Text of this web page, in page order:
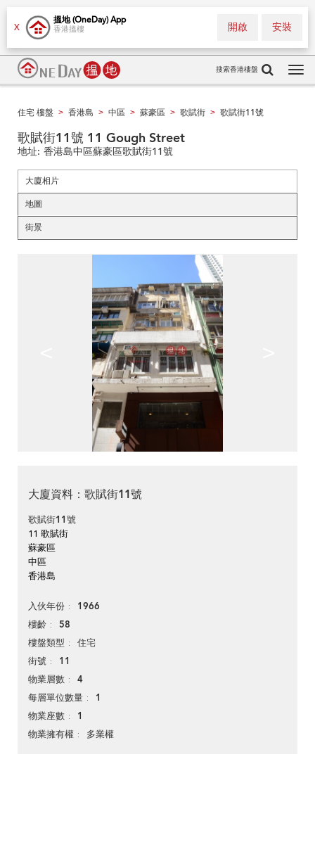
X
搵地 (OneDay) App
香港搵樓 安裝
開啟
搜索香港樓盤
住宅 樓盤 > 香港島 > 中區 > 蘇豪區 > 歌賦街 > 歌賦街11號
歌賦街11號 11 Gough Street
地址: 香港島中區蘇豪區歌賦街11號
大廈相片
地圖
街景
大廈資料：歌賦街11號
歌賦街11號
11 歌賦街
蘇豪區
中區
香港島
入伙年份 1966
樓齡 58
樓盤類型 住宅
街號 11
物業層數 4
每層單位數量 1
物業座數 1
物業擁有權 多業權